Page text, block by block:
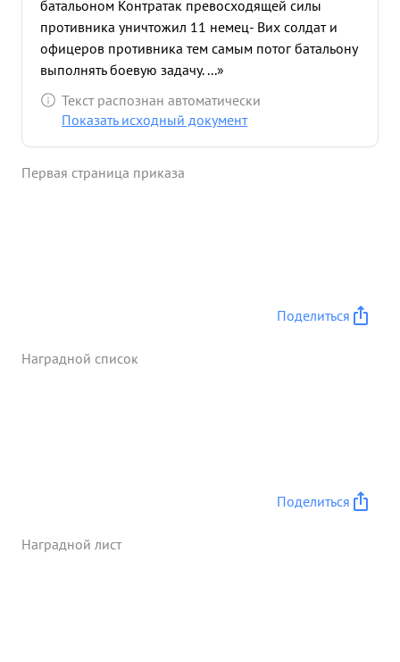
батальоном Контратак превосходящей силы
противника уничтожил 11 немец- Вих солдат и
офицеров противника тем самым потог батальону
выполнять боевую задачу. ...»
Текст распознан автоматически
Показать исходный документ
Первая страница приказа
Поделиться
Наградной список
Поделиться
Наградной лист